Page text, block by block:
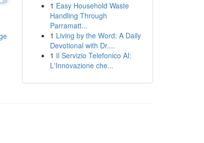
1 Easy Household Waste
Handling Through
Parramatt...
1 Living by the Word: A Daily
Devotional with Dr....
1 Il Servizio Telefonico AI:
L'Innovazione che...